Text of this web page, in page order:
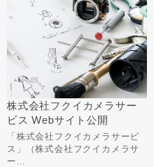
株式会社フクイカメラサー
ビス Webサイト公開
「株式会社フクイカメラサービ
ス」（株式会社フクイカメラサ
ー…